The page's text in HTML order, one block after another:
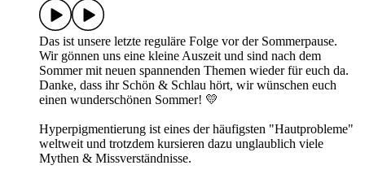
Das ist unsere letzte reguläre Folge vor der Sommerpause.
Wir gönnen uns eine kleine Auszeit und sind nach dem
Sommer mit neuen spannenden Themen wieder für euch da.
Danke, dass ihr Schön & Schlau hört, wir wünschen euch
einen wunderschönen Sommer! 💛
Hyperpigmentierung ist eines der häufigsten "Hautprobleme"
weltweit und trotzdem kursieren dazu unglaublich viele
Mythen & Missverständnisse.